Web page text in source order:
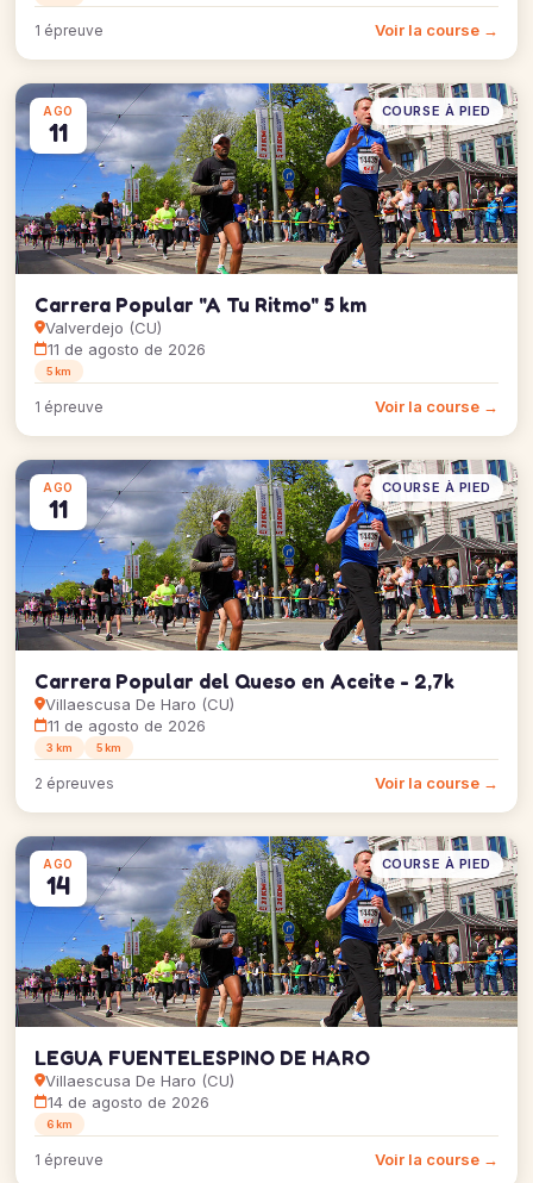
1 épreuve Voir la course →
AGO
11
COURSE À PIED
Carrera Popular "A Tu Ritmo" 5 km
Valverdejo (CU)
11 de agosto de 2026
5 km
1 épreuve Voir la course →
AGO
11
COURSE À PIED
Carrera Popular del Queso en Aceite - 2,7k
Villaescusa De Haro (CU)
11 de agosto de 2026
3 km 5 km
2 épreuves Voir la course →
AGO
14
COURSE À PIED
LEGUA FUENTELESPINO DE HARO
Villaescusa De Haro (CU)
14 de agosto de 2026
6 km
1 épreuve Voir la course →